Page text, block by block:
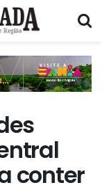
conter